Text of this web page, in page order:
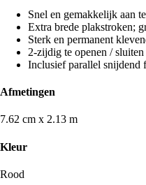
Snel en gemakkelijk aan
Extra brede plakstroken;
Sterk en permanent
2-zijdig te openen / sluiten
Inclusief parallel snijdend
Afmetingen
7.62 cm x 2.13 m
Kleur
Rood